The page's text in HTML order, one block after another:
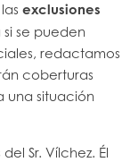
exclusiones
se pueden
redactamos
coberturas
una situación
Sr. Vílchez. Él